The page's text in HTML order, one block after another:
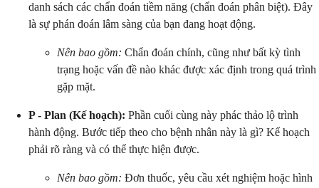
danh sách các chẩn đoán tiềm năng (chẩn đoán phân biệt). Đây
là sự phán đoán lâm sàng của bạn đang hoạt động.
Nên bao gồm: Chẩn đoán chính, cũng như bất kỳ tình
trạng hoặc vấn đề nào khác được xác định trong quá trình
gặp mặt.
P - Plan (Kế hoạch): Phần cuối cùng này phác thảo lộ trình
hành động. Bước tiếp theo cho bệnh nhân này là gì? Kế hoạch
phải rõ ràng và có thể thực hiện được.
Nên bao gồm: Đơn thuốc, yêu cầu xét nghiệm hoặc hình